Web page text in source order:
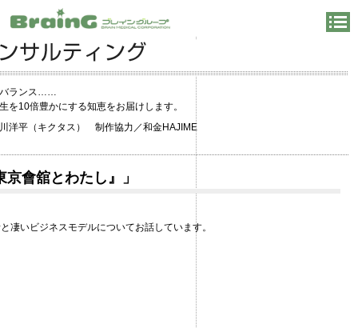
バランス……
を10倍豊かにする知恵をお届けします。
洋平（キクタス） 制作協力／和金HAJIME
會舘とわたし』」
凄いビジネスモデルについてお話しています。